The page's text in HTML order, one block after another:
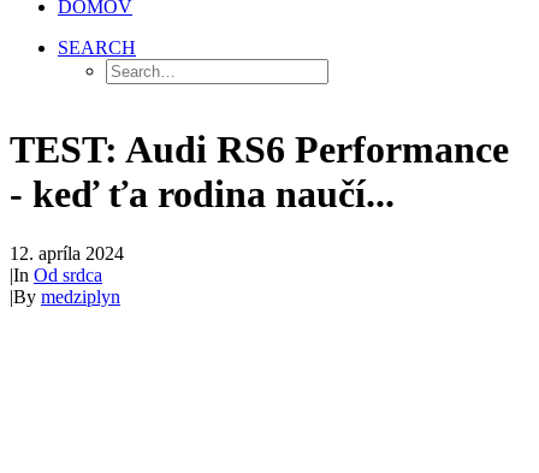
DOMOV
SEARCH
TEST: Audi RS6 Performance
- keď ťa rodina naučí...
12. apríla 2024
|In Od srdca
|By medziplyn